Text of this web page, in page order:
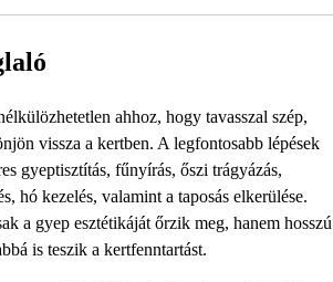
ahhoz, hogy tavasszal szép,
vissza a kertben. A legfontosabb lépések
gyeptisztítás, fűnyírás, őszi trágyázás,
hó kezelés, valamint a taposás elkerülése.
a gyep esztétikáját őrzik meg, hanem hosszú
is teszik a kertfenntartást.